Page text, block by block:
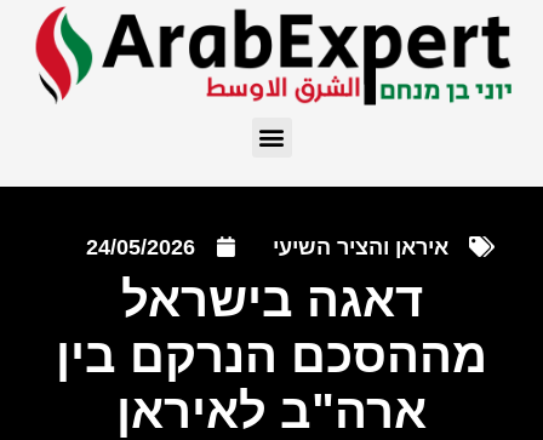
איראן והציר השיעי 24/05/2026
דאגה בישראל
מההסכם הנרקם בין
ארה"ב לאיראן